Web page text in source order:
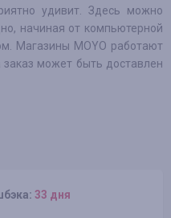
удивит. Здесь можно
начиная от компьютерной
Магазины MOYO работают
может быть доставлен
33 дня